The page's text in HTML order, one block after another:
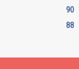
90
88